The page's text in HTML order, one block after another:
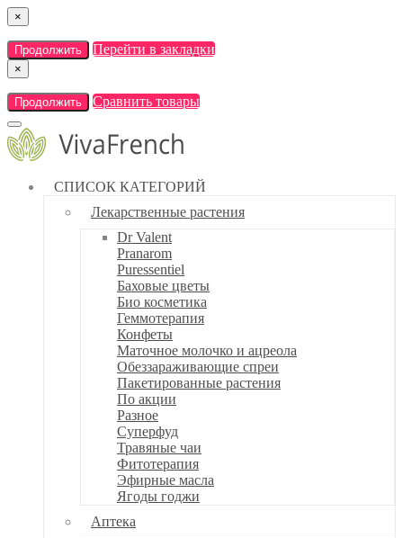
×
Продолжить Перейти в закладки
×
Продолжить Сравнить товары
СПИСОК КАТЕГОРИЙ
Лекарственные растения
Dr Valent
Pranarom
Puressentiel
Баховые цветы
Био косметика
Геммотерапия
Конфеты
Маточное молочко и ацреола
Обеззараживающие спреи
Пакетированные растения
По акции
Разное
Суперфуд
Травяные чаи
Фитотерапия
Эфирные масла
Ягоды годжи
Аптека